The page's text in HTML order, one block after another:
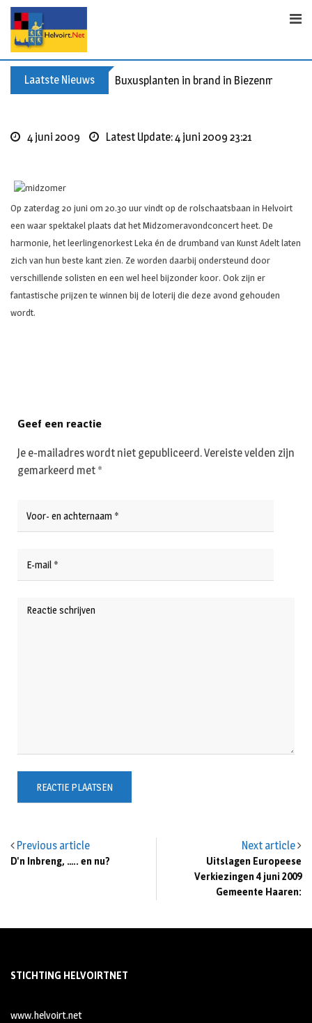
Skip
content
Laatste Nieuws Buxusplanten in brand in Biezenmortel,
4 juni 2009 Latest Update: 4 juni 2009 23:21
Op zaterdag 20 juni om 20.30 uur vindt op de rolschaatsbaan in Helvoirt
een waar spektakel plaats dat het Midzomeravondconcert heet. De
harmonie, het leerlingenorkest Leka én de drumband van Kunst Adelt laten
zich van hun beste kant zien. Ze worden daarbij ondersteund door
verschillende solisten en een wel heel bijzonder koor. Ook zijn er
fantastische prijzen te winnen bij de loterij die deze avond gehouden
wordt.
Previous article
D'n Inbreng, ….. en nu?
Next article
Uitslagen Europeese
Verkiezingen 4 juni 2009
Gemeente Haaren:
Geef een reactie
Je e-mailadres wordt niet gepubliceerd.Vereiste velden zijn
gemarkeerd met *
STICHTING HELVOIRTNET
www.helvoirt.net